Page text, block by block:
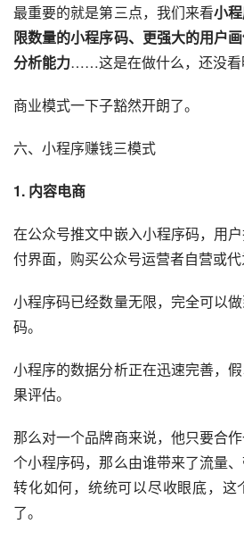
最重要的就是第三点，我们来看小
限数量的小程序码、更强大的用户
分析能力……这是在做什么，还没看
商业模式一下子豁然开朗了。
六、小程序赚钱三模式
1. 内容电商
在公众号推文中嵌入小程序码，用
付界面，购买公众号运营者自营或代
小程序码已经数量无限，完全可以
码。
小程序的数据分析正在迅速完善，
果评估。
那么对一个品牌商来说，他只要合
个小程序码，那么由谁带来了流量
转化如何，统统可以尽收眼底，这
了。